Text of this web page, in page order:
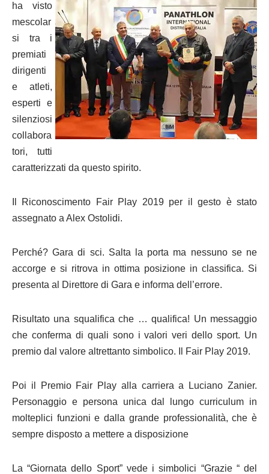
ha visto
mescolar
si tra i
premiati
dirigenti
e atleti,
esperti e
silenziosi
collabora
tori, tutti
caratterizzati da questo spirito.
Il Riconoscimento Fair Play 2019 per il gesto è stato
assegnato a Alex Ostolidi.
Perché? Gara di sci. Salta la porta ma nessuno se ne
accorge e si ritrova in ottima posizione in classifica. Si
presenta al Direttore di Gara e informa dell’errore.
Risultato una squalifica che … qualifica! Un messaggio
che conferma di quali sono i valori veri dello sport. Un
premio dal valore altrettanto simbolico. Il Fair Play 2019.
Poi il Premio Fair Play alla carriera a Luciano Zanier.
Personaggio e persona unica dal lungo curriculum in
molteplici funzioni e dalla grande professionalità, che è
sempre disposto a mettere a disposizione
La “Giornata dello Sport” vede i simbolici “Grazie “ del